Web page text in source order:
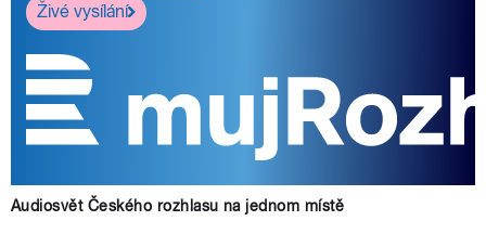
Živé vysílání
Audiosvět Českého rozhlasu na jednom místě